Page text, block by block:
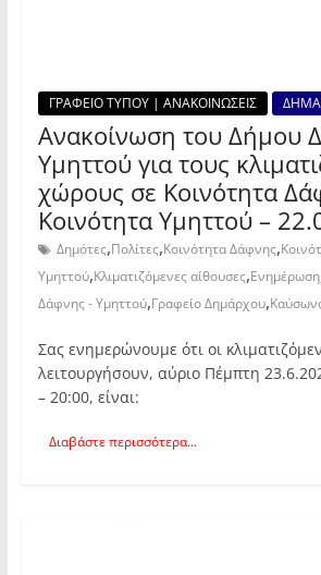
ΓΡΑΦΕΙΟ ΤΥΠΟΥ | ΑΝΑΚΟΙΝΩΣΕΙΣ
Ανακοίνωση του Δήμου
Υμηττού για τους
χώρους σε Κοινότητα
Κοινότητα Υμηττού –
Δημότες,Πολίτες,Κοινότητα Δάφνης,
Υμηττού,Κλιματιζόμενες αίθουσες,Ενημέρωση
Δάφνης - Υμηττού,Γραφείο Δημάρχου,
Σας ενημερώνουμε ότι οι
λειτουργήσουν, αύριο Πέμπτη
– 20:00, είναι:
Διαβάστε περισσότερα...